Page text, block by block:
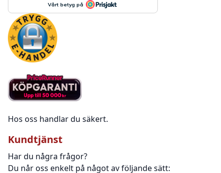
Hos oss handlar du säkert.
Kundtjänst
Har du några frågor?
Du når oss enkelt på något av följande sätt: